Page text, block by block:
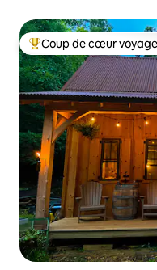
Coups de cœur
Coup de cœur